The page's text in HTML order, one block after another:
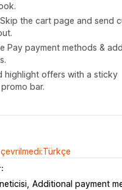
the cart page and send
Pay payment methods &
highlight offers with a sticky
bar.
Additional payment